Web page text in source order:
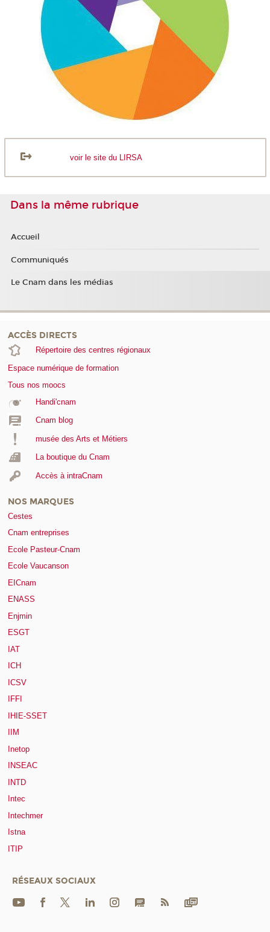
voir le site du LIRSA
Dans la même rubrique
Accueil
Communiqués
Le Cnam dans les médias
ACCÈS DIRECTS
Répertoire des centres régionaux
Espace numérique de formation
Tous nos moocs
Handi'cnam
Cnam blog
musée des Arts et Métiers
La boutique du Cnam
Accès à intraCnam
NOS MARQUES
Cestes
Cnam entreprises
Ecole Pasteur-Cnam
Ecole Vaucanson
EICnam
ENASS
Enjmin
ESGT
IAT
ICH
ICSV
IFFI
IHIE-SSET
IIM
Inetop
INSEAC
INTD
Intec
Intechmer
Istna
ITIP
RÉSEAUX SOCIAUX